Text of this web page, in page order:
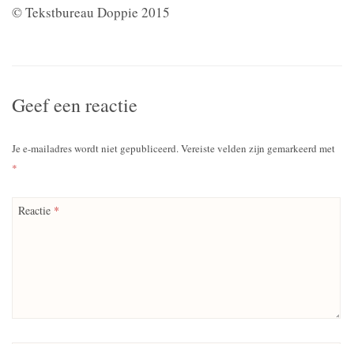
© Tekstbureau Doppie 2015
Geef een reactie
Je e-mailadres wordt niet gepubliceerd.Vereiste velden zijn gemarkeerd met
*
Reactie *